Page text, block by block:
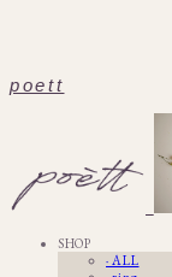
poett
SHOP
· ALL